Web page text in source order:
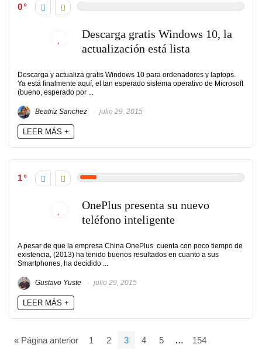
0
Descarga gratis Windows 10, la
actualización está lista
Descarga y actualiza gratis Windows 10 para ordenadores y laptops.
Ya está finalmente aquí, el tan esperado sistema operativo de Microsoft
(bueno, esperado por ...
Beatriz Sanchez julio 29, 2015
LEER MÁS +
1
OnePlus presenta su nuevo
teléfono inteligente
A pesar de que la empresa China OnePlus cuenta con poco tiempo de
existencia, (2013) ha tenido buenos resultados en cuanto a sus
Smartphones, ha decidido ...
Gustavo Yuste julio 29, 2015
LEER MÁS +
« Página anterior 1 2 3 4 5 … 154